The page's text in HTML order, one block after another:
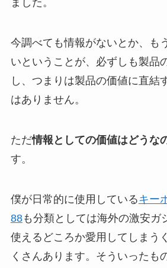
ました。
今調べても情報がないとか、も
いということが、必ずしも製品
し、つまりは製品の価値に直結
はありません。
ただ情報としての価値はどうな
す。
僕が日常的に使用しているキー
88も分類としては海外の激安ガ
使えるどころか愛用してしまう
くさんあります。そういったも